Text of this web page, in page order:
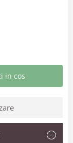
in cos